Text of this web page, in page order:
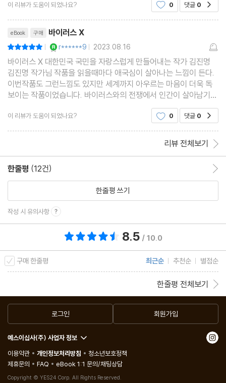
21. 세기의 재판
23. 달콤한 미끼
24. 믿을 수 없는 빛줄기
25. 인문학도의 기술
26. 치자꽃 두 송이
이 리뷰가 도움이 되었나요? 0 댓글 0
eBook 구매 바이러스 X
| r******9 | 2023.08.16
바이러스 X 대한민국 국민을 자랑스럽게 만들어내는 작가 김진명
김진명 작가님 작품을 읽을때마다 애국심이 살아나는 느낌이 든다.
이번작품도 그런느낌도 있지만 세계까지 아우르는 마음이 더욱 독
보이는 작품이었습니다. 바이러스와의 전쟁에서 인간이 살아남기
위해서 어떻게 하면 성공할 것인가를 들여다 보고 있다. 바이러스를
완전히 없애는 방법은 없다 그러면 생각을 바꿔서 바
이 리뷰가 도움이 되었나요? 0 댓글 0
리뷰 전체보기
한줄평 (12건)
한줄평 쓰기
작성 시 유의사항
8.5 / 10.0
구매 한줄평 최근순 추천순 별점순
한줄평 전체보기
로그인 회원가입
예스이십사(주) 사업자 정보
이용약관
개인정보처리방침
청소년보호정책
제휴문의
FAQ eBook 1:1 문의/채팅상담
Copyright © YES24 Corp. All Rights Reserved.